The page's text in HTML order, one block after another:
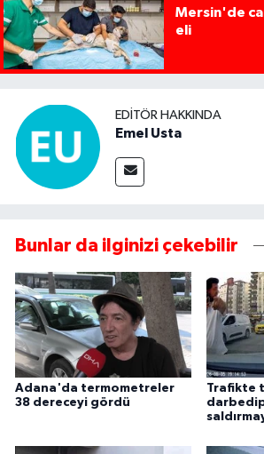
Mersin'de
eli
EDITÖR HAKKINDA
Emel Usta
Bunlar da ilginizi çekebilir
Adana'da termometreler
38 dereceyi gördü
Trafikte